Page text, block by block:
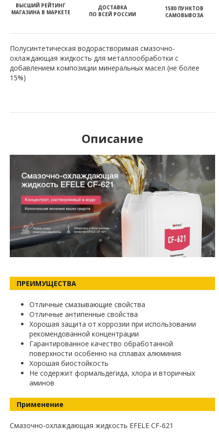
ВЫСШИЙ РЕЙТИНГ
МАГАЗИНА В МАРКЕТЕ
ДОСТАВКА
ПО ВСЕЙ РОССИИ
1580 ПУНКТОВ
САМОВЫВОЗА
Полусинтетическая водорастворимая смазочно-
охлаждающая жидкость для металлообработки с
добавлением композиции минеральных масел (не более
15%)
Описание
ПРЕИМУЩЕСТВА
Отличные смазывающие свойства
Отличные антипенные свойства
Хорошая защита от коррозии при использовании
рекомендованной концентрации
Гарантированное качество обработанной
поверхности особенно на сплавах алюминия
Хорошая биостойкость
Не содержит формальдегида, хлора и вторичных
аминов
Применение
Смазочно-охлаждающая жидкость EFELE CF-621